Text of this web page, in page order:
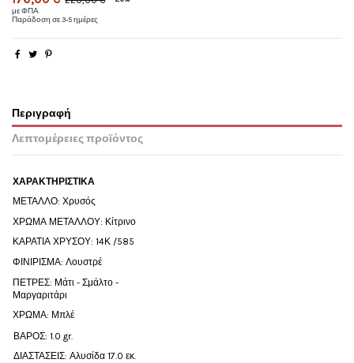
με ΦΠΑ
Παράδοση σε 3-5 ημέρες
Περιγραφή
Λεπτομέρειες προϊόντος
ΧΑΡΑΚΤΗΡΙΣΤΙΚΑ
ΜΕΤΑΛΛΟ: Χρυσός
ΧΡΩΜΑ ΜΕΤΑΛΛΟΥ: Κίτρινο
ΚΑΡΑΤΙΑ ΧΡΥΣΟΥ: 14Κ /585
ΦΙΝΙΡΙΣΜΑ: Λουστρέ
ΠΕΤΡΕΣ: Μάτι - Σμάλτο -
Μαργαριτάρι
ΧΡΩΜΑ: Μπλέ
ΒΑΡΟΣ: 1.0 gr.
ΔΙΑΣΤΑΣΕΙΣ: Αλυσίδα 17.0 εκ.